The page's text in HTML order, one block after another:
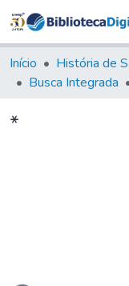
Início História de
Busca Integrada
*